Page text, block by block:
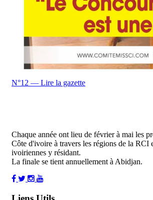
N°12 — Lire la gazette
Chaque année ont lieu de février à mai les
Côte d'ivoire à travers les régions de la RCI
ivoiriennes y résidant.
La finale se tient annuellement à Abidjan.